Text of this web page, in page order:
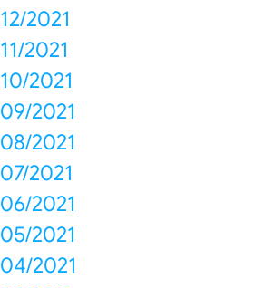
12/2021
11/2021
10/2021
09/2021
08/2021
07/2021
06/2021
05/2021
04/2021